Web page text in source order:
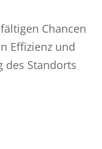
Chancen
Effizienz und
des Standorts